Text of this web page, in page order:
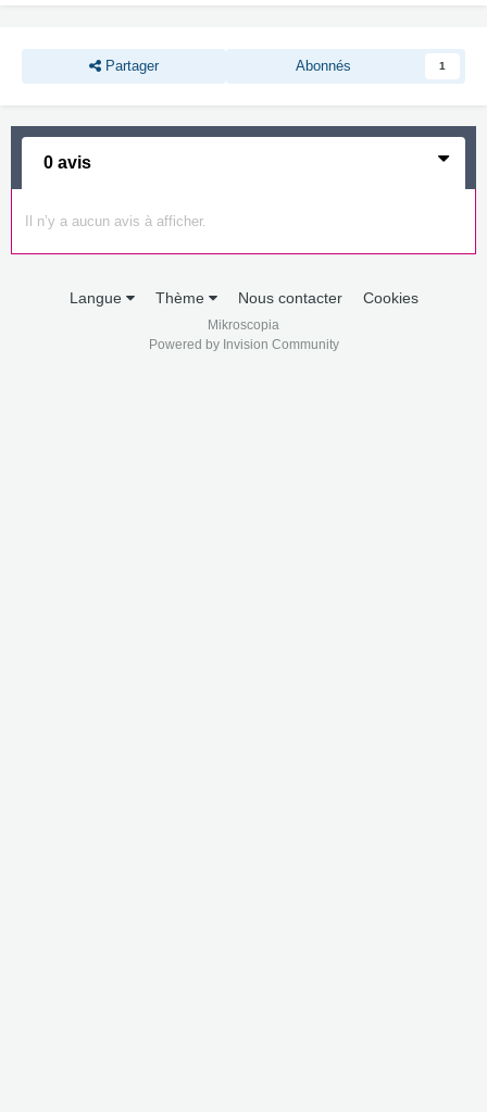
Partager Abonnés 1
0 avis
Il n’y a aucun avis à afficher.
Langue Thème Nous contacter Cookies
Mikroscopia
Powered by Invision Community